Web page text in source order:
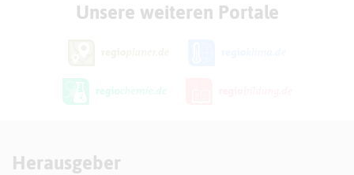
Unsere weiteren Portale
Herausgeber